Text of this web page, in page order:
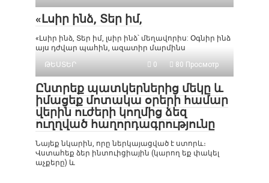
«Լսիր ինձ, Տեր իմ,
«Լսիր ինձ, Տեր իմ, լսիր ինձ՝ մեղավորիս: Օգնիր ինձ
այս դժվար պահին, ազատիր մարմինս
ԹԵՍՏԵՐ
0 80 Просмотр
Ընտրեք պատկերներից մեկը և
իմացեք մոտակա օրերի համար
վերին ուժերի կողմից ձեզ
ուղղված հաղորդագրությունը
Նայեք նկարին, որը ներկայացված է ստորև։
Վստահեք ձեր ինտուիցիային (կարող եք փակել
աչքերը) և